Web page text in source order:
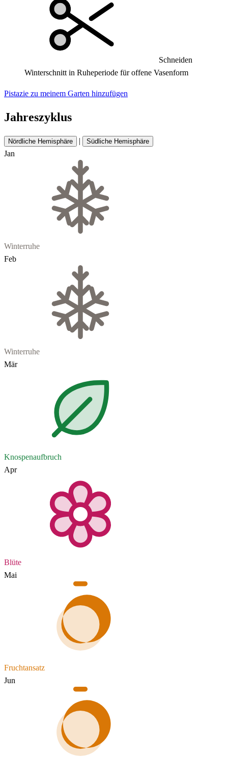
Schneiden
Winterschnitt in Ruheperiode für offene Vasenform
Pistazie zu meinem Garten hinzufügen
Jahreszyklus
Nördliche Hemisphäre | Südliche Hemisphäre
Jan
Winterruhe
Feb
Winterruhe
Mär
Knospenaufbruch
Apr
Blüte
Mai
Fruchtansatz
Jun